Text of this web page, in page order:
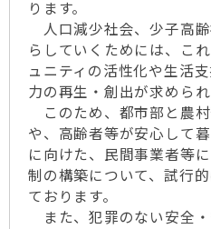
ります。
人口減少社会、少子高
らしていくためには、こ
ュニティの活性化や生活
力の再生・創出が求められ
このため、都市部と農
や、高齢者等が安心して
に向けた、民間事業者等
制の構築について、試行
ております。
また、犯罪のない安全